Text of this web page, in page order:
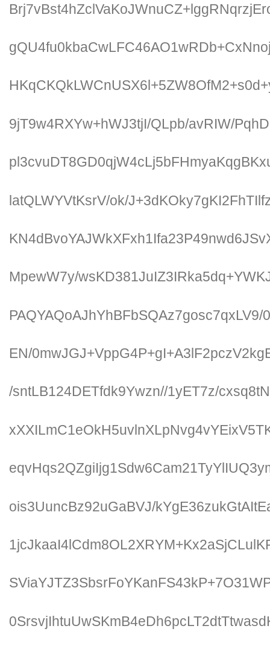
9jT9w4RXYw+hWJ3tjI/QLpb/avRIW/
latQLWYVtKsrV/ok/
MpewW7y/
EN/
/sntLB124DETfdk9Ywzn//1yET7z/
ois3UuncBz92uGaBVJ/